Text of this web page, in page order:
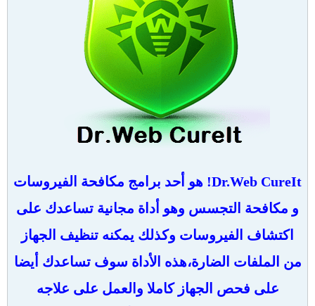
Dr.Web CureIt! هو أحد برامج مكافحة الفيروسات
و مكافحة التجسس وهو أداة مجانية تساعدك على
اكتشاف الفيروسات وكذلك يمكنه تنظيف الجهاز
من الملفات الضارة،هذه الأداة سوف تساعدك أيضا
على فحص الجهاز كاملا والعمل على علاجه